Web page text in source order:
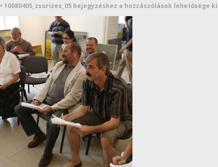
• 10080405_zsurizes_05 bejegyzéshez a hozzászólások lehetősége